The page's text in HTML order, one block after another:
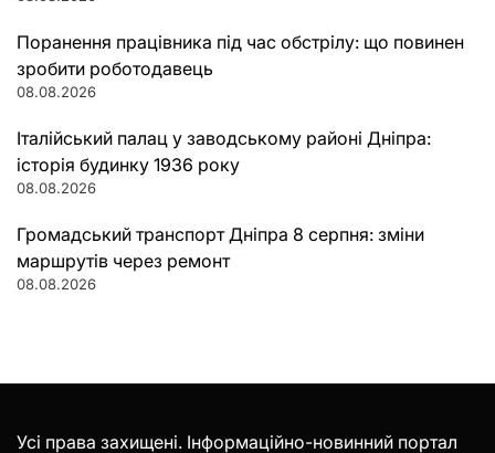
Поранення працівника під час обстрілу: що повинен
зробити роботодавець
08.08.2026
Італійський палац у заводському районі Дніпра:
історія будинку 1936 року
08.08.2026
Громадський транспорт Дніпра 8 серпня: зміни
маршрутів через ремонт
08.08.2026
Усі права захищені. Інформаційно-новинний портал